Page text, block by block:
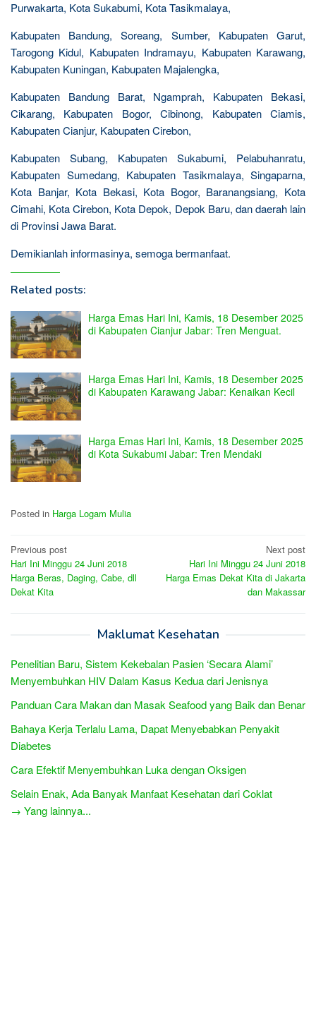
Purwakarta, Kota Sukabumi, Kota Tasikmalaya,
Kabupaten Bandung, Soreang, Sumber, Kabupaten Garut,
Tarogong Kidul, Kabupaten Indramayu, Kabupaten Karawang,
Kabupaten Kuningan, Kabupaten Majalengka,
Kabupaten Bandung Barat, Ngamprah, Kabupaten Bekasi,
Cikarang, Kabupaten Bogor, Cibinong, Kabupaten Ciamis,
Kabupaten Cianjur, Kabupaten Cirebon,
Kabupaten Subang, Kabupaten Sukabumi, Pelabuhanratu,
Kabupaten Sumedang, Kabupaten Tasikmalaya, Singaparna,
Kota Banjar, Kota Bekasi, Kota Bogor, Baranangsiang, Kota
Cimahi, Kota Cirebon, Kota Depok, Depok Baru, dan daerah lain
di Provinsi Jawa Barat.
Demikianlah informasinya, semoga bermanfaat.
Related posts:
Harga Emas Hari Ini, Kamis, 18 Desember 2025
di Kabupaten Cianjur Jabar: Tren Menguat.
Harga Emas Hari Ini, Kamis, 18 Desember 2025
di Kabupaten Karawang Jabar: Kenaikan Kecil
Harga Emas Hari Ini, Kamis, 18 Desember 2025
di Kota Sukabumi Jabar: Tren Mendaki
Posted in Harga Logam Mulia
Post
navigation
Previous post
Hari Ini Minggu 24 Juni 2018
Harga Beras, Daging, Cabe, dll
Dekat Kita
Next post
Hari Ini Minggu 24 Juni 2018
Harga Emas Dekat Kita di Jakarta
dan Makassar
Maklumat Kesehatan
Penelitian Baru, Sistem Kekebalan Pasien ‘Secara Alami’
Menyembuhkan HIV Dalam Kasus Kedua dari Jenisnya
Panduan Cara Makan dan Masak Seafood yang Baik dan Benar
Bahaya Kerja Terlalu Lama, Dapat Menyebabkan Penyakit
Diabetes
Cara Efektif Menyembuhkan Luka dengan Oksigen
Selain Enak, Ada Banyak Manfaat Kesehatan dari Coklat
→ Yang lainnya...